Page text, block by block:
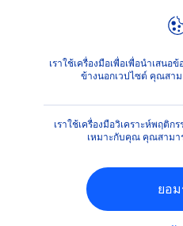
เราใช้เครื่องมือเพื่อเพื่อนำเสน
ข้างนอกเวปไซต์ คุณสาม
เราใช้เครื่องมือวิเคราะห์พฤติก
เหมาะกับคุณ คุณสามา
ยอ
ผลิตภัณฑ์ ผลิตภัณฑ์สำหรั
นีเวีย ลูมินัส
แอดวานซ์ ดา